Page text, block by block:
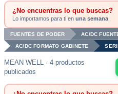
¿No encuentras lo que buscas?
Lo importamos para ti en una semana
FUENTES DE PODER AC/DC
AC/DC FORMATO GABINETE
MEAN WELL · 4 productos
publicados